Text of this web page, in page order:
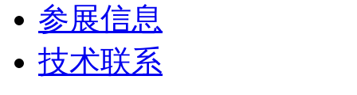
参展信息
技术联系